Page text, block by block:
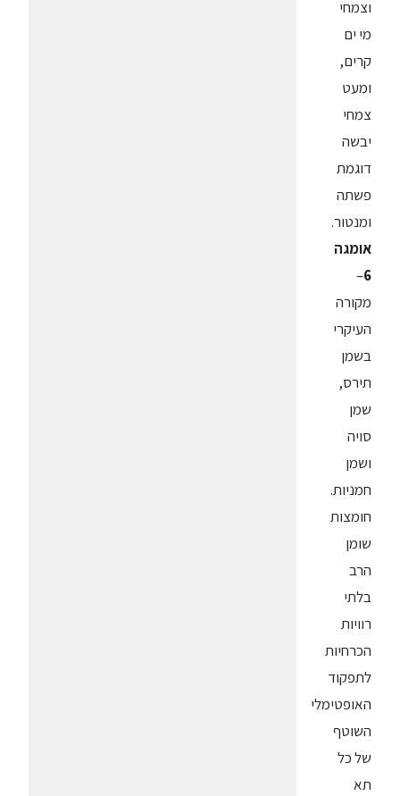
וצמחי
מי ים
קרים,
ומעט
צמחי
יבשה
דוגמת
פשתה
ומנטור.
אומגה
6
–
מקורה
העיקרי
בשמן
תירס,
שמן
סויה
ושמן
חמניות.
חומצות
שומן
הרב
בלתי
רוויות
הכרחיות
לתפקוד
האופטימלי
השוטף
של כל
תא